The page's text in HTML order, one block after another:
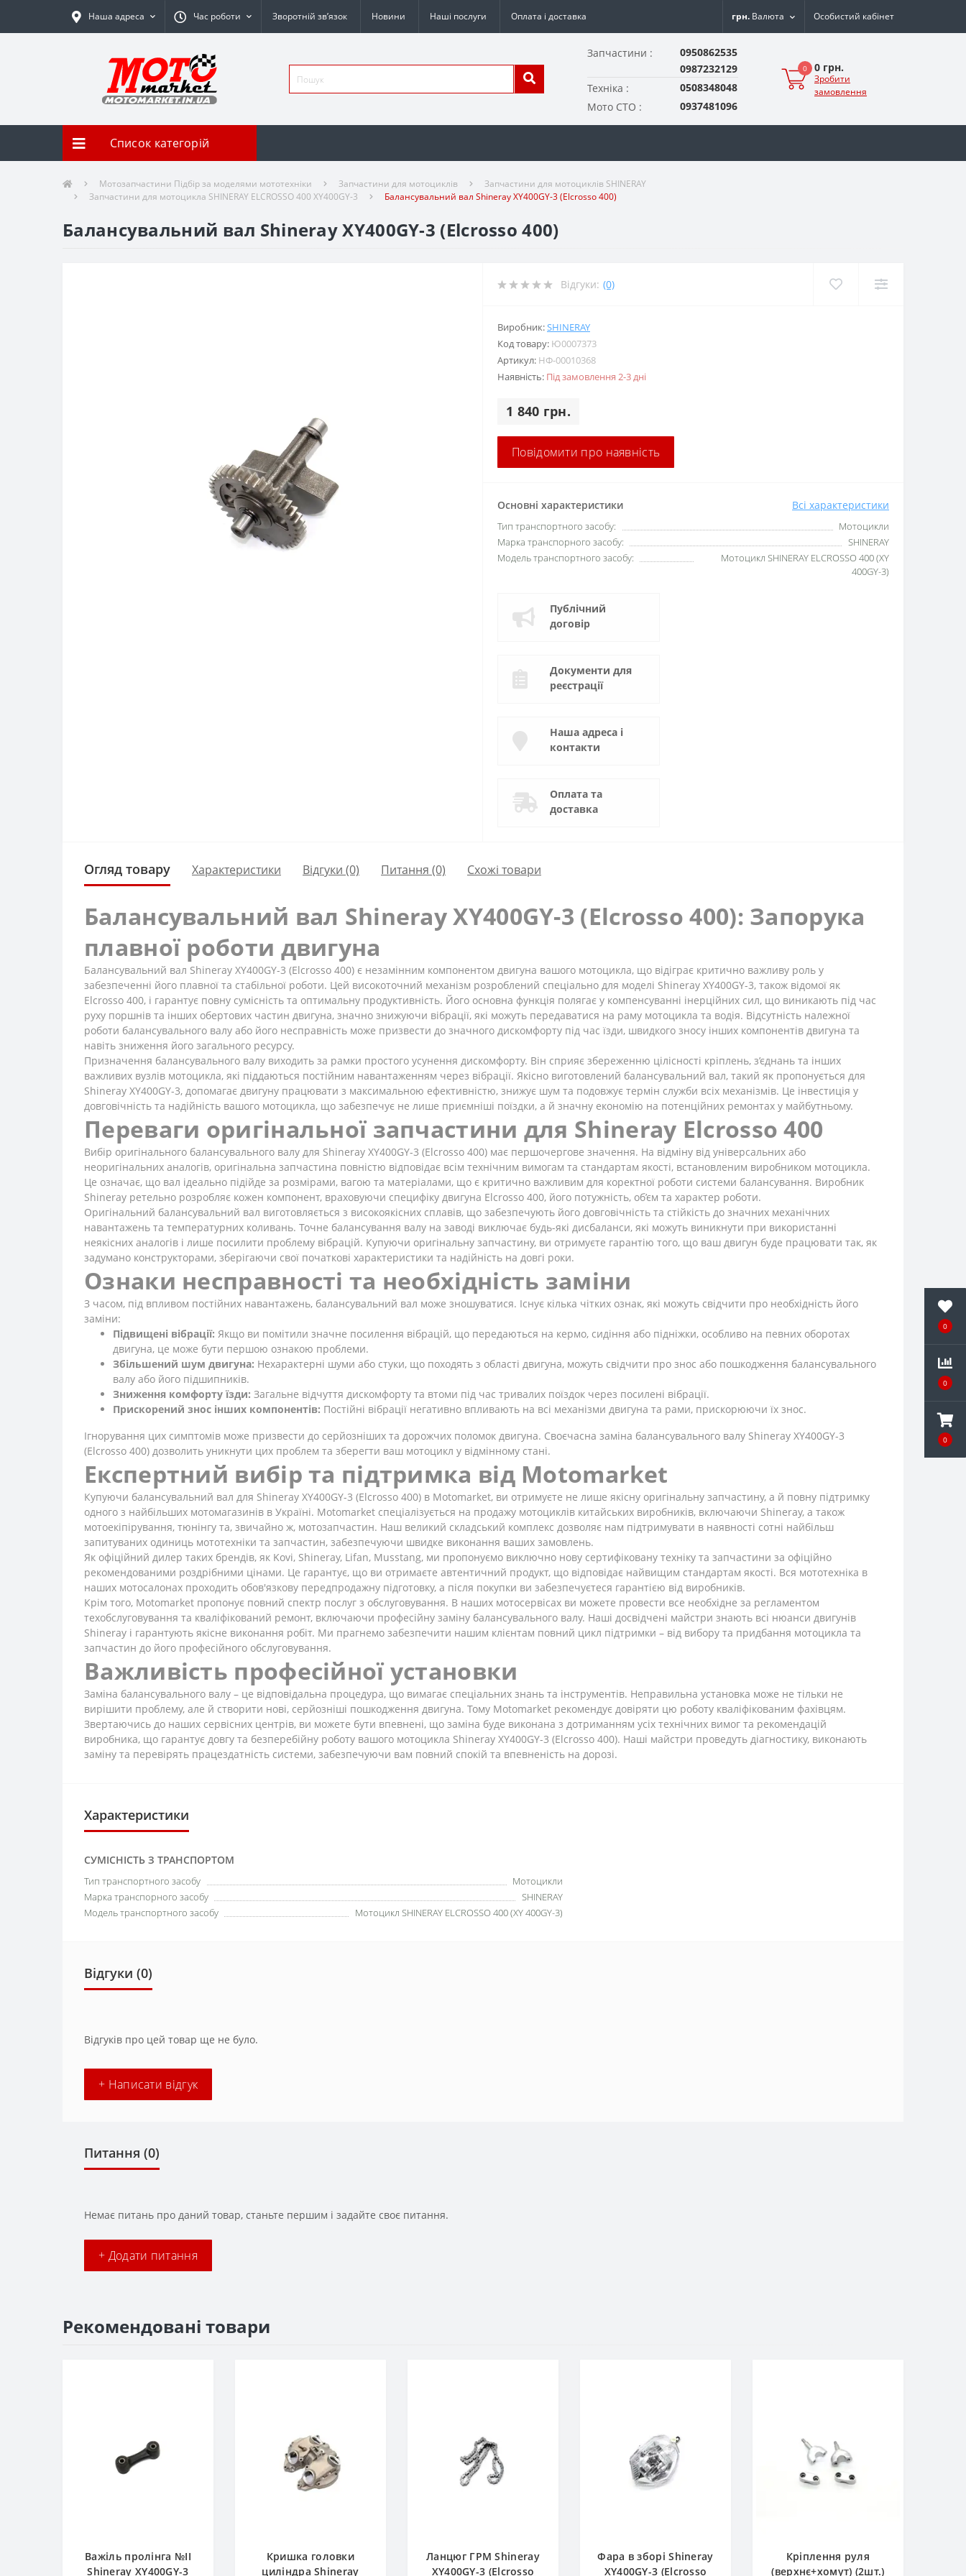
0
0
0
Наша адреса Час роботи Зворотній зв’язок Новини Наші послуги Оплата і доставка грн. Валюта Особистий кабінет
Запчастини :
0950862535
0987232129
Техніка :
0508348048
Мото СТО :
0937481096
0 0 грн.
Зробити
замовлення
Список категорій
Мотозапчастини Підбір за моделями мототехніки Запчастини для мотоциклів
Запчастини для мотоциклів SHINERAY
Запчастини для мотоцикла SHINERAY ELCROSSO 400 XY400GY-3
Балансувальний вал Shineray XY400GY-3 (Elcrosso 400)
Балансувальний вал Shineray XY400GY-3 (Elcrosso 400)
Відгуки: (0)
Виробник:SHINERAY
Код товару: Ю0007373
Артикул: НФ-00010368
Наявність: Під замовлення 2-3 дні
1 840 грн.
Повідомити про наявність
Основні характеристики Всі характеристики
Тип транспортного засобу:
Мотоцикли
Марка транспорного засобу:
SHINERAY
Модель транспортного засобу:
Мотоцикл SHINERAY ELCROSSO 400 (XY
400GY-3)
Публічний
договір
Документи для
реєстрації
Наша адреса і
контакти
Оплата та
доставка
Огляд товару Характеристики Відгуки (0) Питання (0) Схожі товари
Балансувальний вал Shineray XY400GY-3 (Elcrosso 400): Запорука
плавної роботи двигуна
Балансувальний вал Shineray XY400GY-3 (Elcrosso 400) є незамінним компонентом двигуна вашого мотоцикла, що відіграє критично важливу роль у
забезпеченні його плавної та стабільної роботи. Цей високоточний механізм розроблений спеціально для моделі Shineray XY400GY-3, також відомої як
Elcrosso 400, і гарантує повну сумісність та оптимальну продуктивність. Його основна функція полягає у компенсуванні інерційних сил, що виникають під час
руху поршнів та інших обертових частин двигуна, значно знижуючи вібрації, які можуть передаватися на раму мотоцикла та водія. Відсутність належної
роботи балансувального валу або його несправність може призвести до значного дискомфорту під час їзди, швидкого зносу інших компонентів двигуна та
навіть зниження його загального ресурсу.
Призначення балансувального валу виходить за рамки простого усунення дискомфорту. Він сприяє збереженню цілісності кріплень, з’єднань та інших
важливих вузлів мотоцикла, які піддаються постійним навантаженням через вібрації. Якісно виготовлений балансувальний вал, такий як пропонується для
Shineray XY400GY-3, допомагає двигуну працювати з максимальною ефективністю, знижує шум та подовжує термін служби всіх механізмів. Це інвестиція у
довговічність та надійність вашого мотоцикла, що забезпечує не лише приємніші поїздки, а й значну економію на потенційних ремонтах у майбутньому.
Переваги оригінальної запчастини для Shineray Elcrosso 400
Вибір оригінального балансувального валу для Shineray XY400GY-3 (Elcrosso 400) має першочергове значення. На відміну від універсальних або
неоригінальних аналогів, оригінальна запчастина повністю відповідає всім технічним вимогам та стандартам якості, встановленим виробником мотоцикла.
Це означає, що вал ідеально підійде за розмірами, вагою та матеріалами, що є критично важливим для коректної роботи системи балансування. Виробник
Shineray ретельно розробляє кожен компонент, враховуючи специфіку двигуна Elcrosso 400, його потужність, об’єм та характер роботи.
Оригінальний балансувальний вал виготовляється з високоякісних сплавів, що забезпечують його довговічність та стійкість до значних механічних
навантажень та температурних коливань. Точне балансування валу на заводі виключає будь-які дисбаланси, які можуть виникнути при використанні
неякісних аналогів і лише посилити проблему вібрацій. Купуючи оригінальну запчастину, ви отримуєте гарантію того, що ваш двигун буде працювати так, як
задумано конструкторами, зберігаючи свої початкові характеристики та надійність на довгі роки.
Ознаки несправності та необхідність заміни
З часом, під впливом постійних навантажень, балансувальний вал може зношуватися. Існує кілька чітких ознак, які можуть свідчити про необхідність його
заміни:
Підвищені вібрації: Якщо ви помітили значне посилення вібрацій, що передаються на кермо, сидіння або підніжки, особливо на певних оборотах
двигуна, це може бути першою ознакою проблеми.
Збільшений шум двигуна: Нехарактерні шуми або стуки, що походять з області двигуна, можуть свідчити про знос або пошкодження балансувального
валу або його підшипників.
Зниження комфорту їзди: Загальне відчуття дискомфорту та втоми під час тривалих поїздок через посилені вібрації.
Прискорений знос інших компонентів: Постійні вібрації негативно впливають на всі механізми двигуна та рами, прискорюючи їх знос.
Ігнорування цих симптомів може призвести до серйозніших та дорожчих поломок двигуна. Своєчасна заміна балансувального валу Shineray XY400GY-3
(Elcrosso 400) дозволить уникнути цих проблем та зберегти ваш мотоцикл у відмінному стані.
Експертний вибір та підтримка від Motomarket
Купуючи балансувальний вал для Shineray XY400GY-3 (Elcrosso 400) в Motomarket, ви отримуєте не лише якісну оригінальну запчастину, а й повну підтримку
одного з найбільших мотомагазинів в Україні. Motomarket спеціалізується на продажу мотоциклів китайських виробників, включаючи Shineray, а також
мотоекіпірування, тюнінгу та, звичайно ж, мотозапчастин. Наш великий складський комплекс дозволяє нам підтримувати в наявності сотні найбільш
запитуваних одиниць мототехніки та запчастин, забезпечуючи швидке виконання ваших замовлень.
Як офіційний дилер таких брендів, як Kovi, Shineray, Lifan, Musstang, ми пропонуємо виключно нову сертифіковану техніку та запчастини за офіційно
рекомендованими роздрібними цінами. Це гарантує, що ви отримаєте автентичний продукт, що відповідає найвищим стандартам якості. Вся мототехніка в
наших мотосалонах проходить обов'язкову передпродажну підготовку, а після покупки ви забезпечуєтеся гарантією від виробників.
Крім того, Motomarket пропонує повний спектр послуг з обслуговування. В наших мотосервісах ви можете провести все необхідне за регламентом
техобслуговування та кваліфікований ремонт, включаючи професійну заміну балансувального валу. Наші досвідчені майстри знають всі нюанси двигунів
Shineray і гарантують якісне виконання робіт. Ми прагнемо забезпечити нашим клієнтам повний цикл підтримки – від вибору та придбання мотоцикла та
запчастин до його професійного обслуговування.
Важливість професійної установки
Заміна балансувального валу – це відповідальна процедура, що вимагає спеціальних знань та інструментів. Неправильна установка може не тільки не
вирішити проблему, але й створити нові, серйозніші пошкодження двигуна. Тому Motomarket рекомендує довіряти цю роботу кваліфікованим фахівцям.
Звертаючись до наших сервісних центрів, ви можете бути впевнені, що заміна буде виконана з дотриманням усіх технічних вимог та рекомендацій
виробника, що гарантує довгу та безперебійну роботу вашого мотоцикла Shineray XY400GY-3 (Elcrosso 400). Наші майстри проведуть діагностику, виконають
заміну та перевірять працездатність системи, забезпечуючи вам повний спокій та впевненість на дорозі.
Характеристики
СУМІСНІСТЬ З ТРАНСПОРТОМ
Тип транспортного засобу
Мотоцикли
Марка транспорного засобу
SHINERAY
Модель транспортного засобу
Мотоцикл SHINERAY ELCROSSO 400 (XY 400GY-3)
Відгуки (0)
Відгуків про цей товар ще не було.
+ Написати відгук
Питання (0)
Немає питань про даний товар, станьте першим і задайте своє питання.
+ Додати питання
Рекомендовані товари
Важіль пролінга №II
Shineray XY400GY-3
Кришка головки
циліндра Shineray
Ланцюг ГРМ Shineray
XY400GY-3 (Elcrosso
Фара в зборі Shineray
XY400GY-3 (Elcrosso
Кріплення руля
(верхнє+хомут) (2шт.)